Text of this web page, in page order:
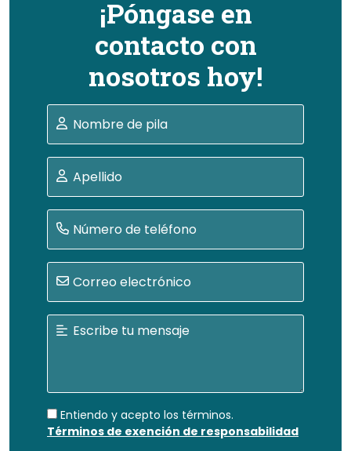
¡Póngase en
contacto con
nosotros hoy!
Entiendo y acepto los términos.
Términos de exención de responsabilidad